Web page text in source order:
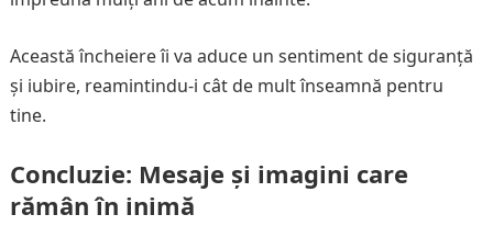
Această încheiere îi va aduce un sentiment de siguranță
și iubire, reamintindu-i cât de mult înseamnă pentru
tine.
Concluzie: Mesaje și imagini care
rămân în inimă